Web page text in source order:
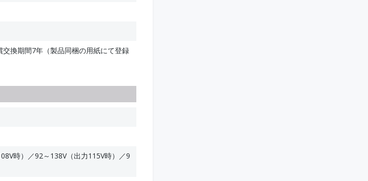
換期間7年（製品同梱の用紙にて登録
時）／92～138V（出力115V時）／9